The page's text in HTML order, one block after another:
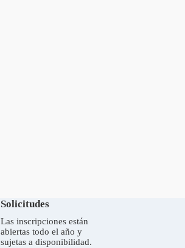
Solicitudes
Las inscripciones están
abiertas todo el año y
sujetas a disponibilidad.